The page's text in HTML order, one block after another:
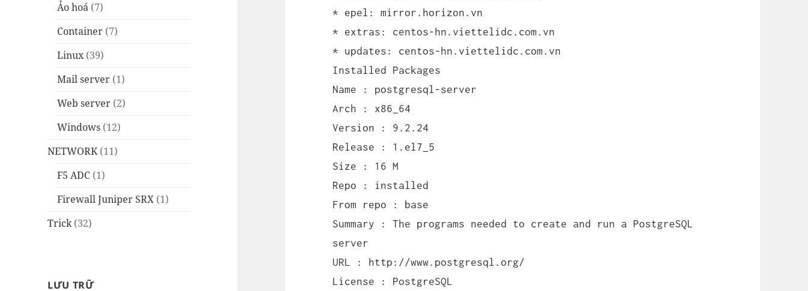
Ảo hoá (7)
Container (7)
Linux(39)
Mail server (1)
Web server (2)
Windows (12)
NETWORK(11)
F5 ADC (1)
Firewall Juniper SRX (1)
Trick(32)
LƯU TRỮ
* epel: mirror.horizon.vn
* extras: centos-hn.viettelidc.com.vn
* updates: centos-hn.viettelidc.com.vn
Installed Packages
Name : postgresql-server
Arch : x86_64
Version : 9.2.24
Release : 1.el7_5
Size : 16 M
Repo : installed
From repo : base
Summary : The programs needed to create and run a PostgreSQL
server
URL : http://www.postgresql.org/
License : PostgreSQL